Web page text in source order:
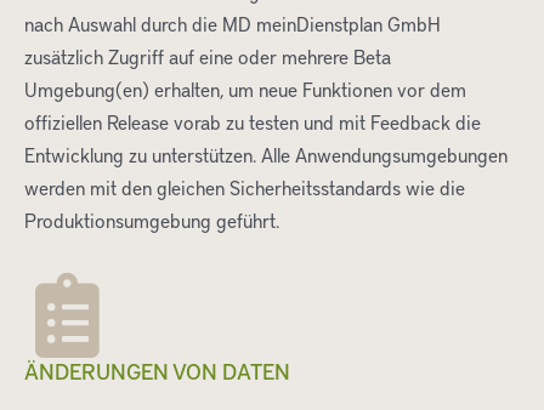
nach Auswahl durch die MD meinDienstplan GmbH
zusätzlich Zugriff auf eine oder mehrere Beta
Umgebung(en) erhalten, um neue Funktionen vor dem
offiziellen Release vorab zu testen und mit Feedback die
Entwicklung zu unterstützen. Alle Anwendungsumgebungen
werden mit den gleichen Sicherheitsstandards wie die
Produktionsumgebung geführt.
ÄNDERUNGEN VON DATEN